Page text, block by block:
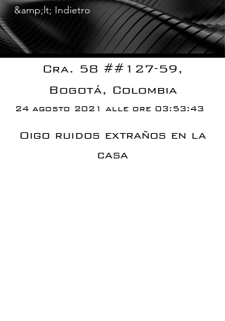
&amp;lt; Indietro
Cra. 58 ##127-59,
Bogotá, Colombia
24 agosto 2021 alle ore 03:53:43
Oigo ruidos extraños en la
casa